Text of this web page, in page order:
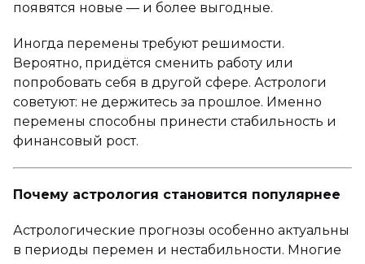
появятся новые — и более выгодные.
Иногда перемены требуют решимости.
Вероятно, придётся сменить работу или
попробовать себя в другой сфере. Астрологи
советуют: не держитесь за прошлое. Именно
перемены способны принести стабильность и
финансовый рост.
Почему астрология становится популярнее
Астрологические прогнозы особенно актуальны
в периоды перемен и нестабильности. Многие